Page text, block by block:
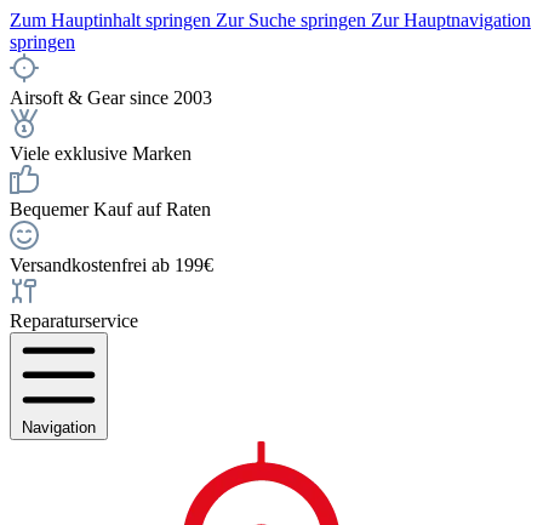
Zum Hauptinhalt springen Zur Suche springen Zur Hauptnavigation
springen
Airsoft & Gear since 2003
Viele exklusive Marken
Bequemer Kauf auf Raten
Versandkostenfrei ab 199€
Reparaturservice
Navigation